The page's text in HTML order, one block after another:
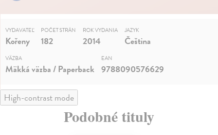
VYDAVATEĽ
Kořeny
POČET STRÁN
182
ROK VYDANIA
2014
JAZYK
Čeština
VÄZBA
Mäkká väzba / Paperback
EAN
9788090576629
High-contrast mode
Podobné tituly